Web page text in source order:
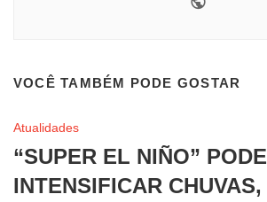
VOCÊ TAMBÉM PODE GOSTAR
Atualidades
“SUPER EL NIÑO” PODE
INTENSIFICAR CHUVAS,